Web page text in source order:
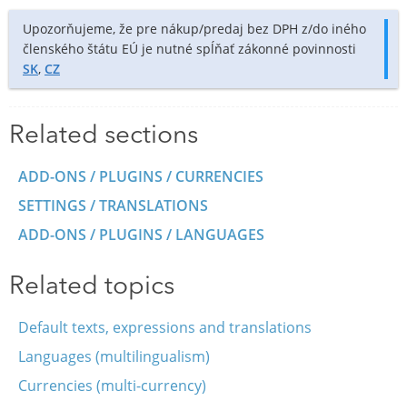
Upozorňujeme, že pre nákup/predaj bez DPH z/do iného
členského štátu EÚ je nutné spĺňať zákonné povinnosti
SK, CZ
Related sections
ADD-ONS / PLUGINS / CURRENCIES
SETTINGS / TRANSLATIONS
ADD-ONS / PLUGINS / LANGUAGES
Related topics
Default texts, expressions and translations
Languages ​​(multilingualism)
Currencies (multi-currency)